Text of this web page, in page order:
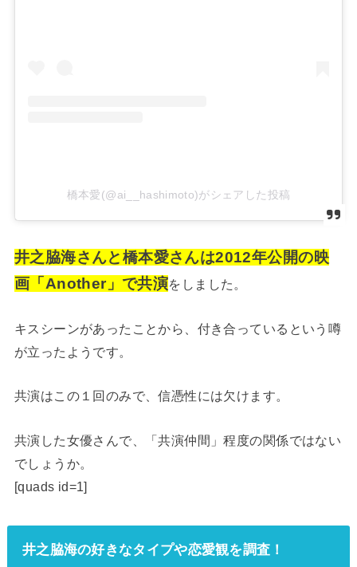
橋本愛(@ai__hashimoto)がシェアした投稿
井之脇海さんと橋本愛さんは2012年公開の映
画「Another」で共演をしました。
キスシーンがあったことから、付き合っているという噂
が立ったようです。
共演はこの１回のみで、信憑性には欠けます。
共演した女優さんで、「共演仲間」程度の関係ではない
でしょうか。
[quads id=1]
井之脇海の好きなタイプや恋愛観を調査！